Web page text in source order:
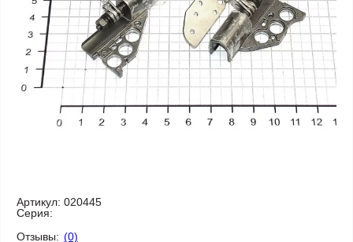
Артикул: 020445
Серия:
Отзывы: (0)